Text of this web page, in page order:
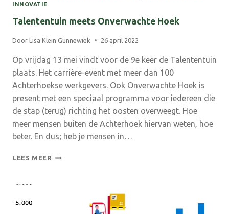
INNOVATIE
Talententuin meets Onverwachte Hoek
Door Lisa Klein Gunnewiek 26 april 2022
Op vrijdag 13 mei vindt voor de 9e keer de Talententuin
plaats. Het carrière-event met meer dan 100
Achterhoekse werkgevers. Ook Onverwachte Hoek is
present met een speciaal programma voor iedereen die
de stap (terug) richting het oosten overweegt. Hoe
meer mensen buiten de Achterhoek hiervan weten, hoe
beter. En dus; heb je mensen in…
LEES MEER TALENTENTUIN